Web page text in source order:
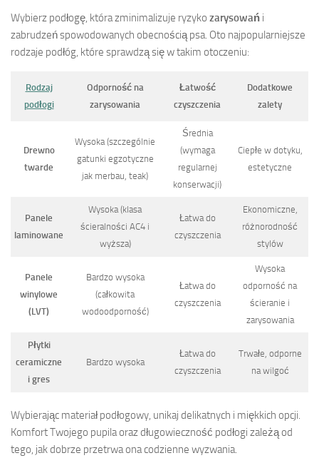
Wybierz podłogę, która zminimalizuje ryzyko zarysowań i
zabrudzeń spowodowanych obecnością psa. Oto najpopularniejsze
rodzaje podłóg, które sprawdzą się w takim otoczeniu:
Rodzaj
podłogi
Odporność na
zarysowania
Łatwość
czyszczenia
Dodatkowe
zalety
Drewno
twarde
Wysoka (szczególnie
gatunki egzotyczne
jak merbau, teak)
Średnia
(wymaga
regularnej
konserwacji)
Ciepłe w dotyku,
estetyczne
Panele
laminowane
Wysoka (klasa
ścieralności AC4 i
wyższa)
Łatwa do
czyszczenia
Ekonomiczne,
różnorodność
stylów
Panele
winylowe
(LVT)
Bardzo wysoka
(całkowita
wodoodporność)
Łatwa do
czyszczenia
Wysoka
odporność na
ścieranie i
zarysowania
Płytki
ceramiczne
i gres
Bardzo wysoka
Łatwa do
czyszczenia
Trwałe, odporne
na wilgoć
Wybierając materiał podłogowy, unikaj delikatnych i miękkich opcji.
Komfort Twojego pupila oraz długowieczność podłogi zależą od
tego, jak dobrze przetrwa ona codzienne wyzwania.